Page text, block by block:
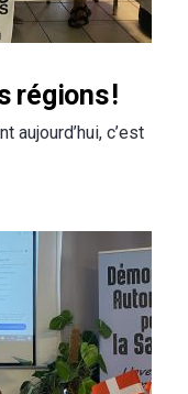
régions !
aujourd’hui, c’est